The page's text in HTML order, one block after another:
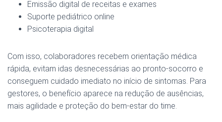
Emissão digital de receitas e exames
Suporte pediátrico online
Psicoterapia digital
Com isso, colaboradores recebem orientação médica
rápida, evitam idas desnecessárias ao pronto-socorro e
conseguem cuidado imediato no início de sintomas. Para
gestores, o benefício aparece na redução de ausências,
mais agilidade e proteção do bem-estar do time.